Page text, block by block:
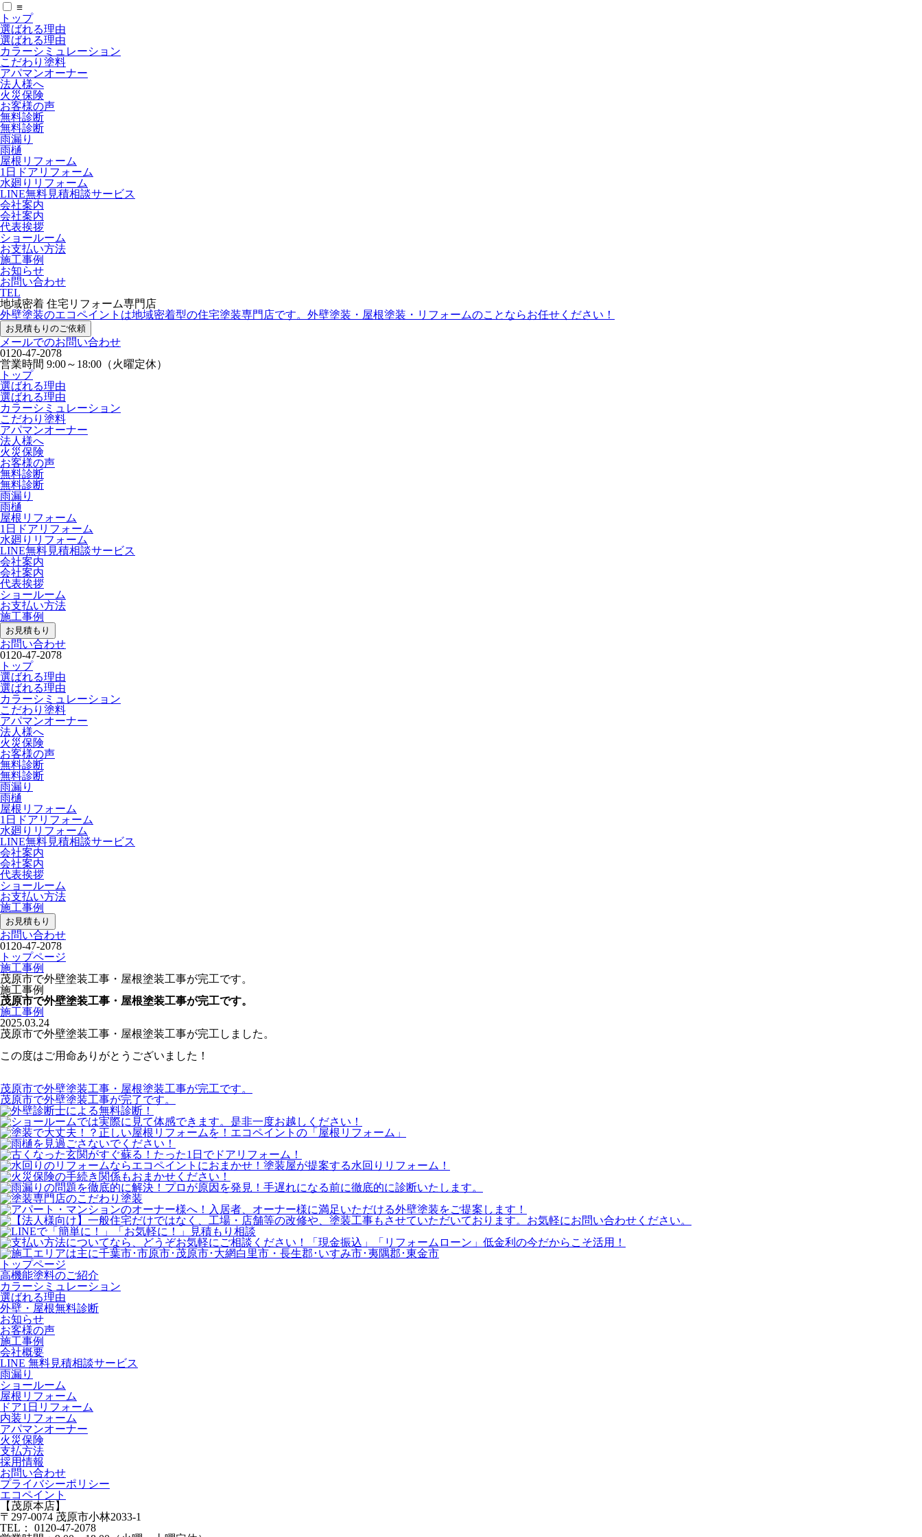
≡
トップ
選ばれる理由
選ばれる理由
カラーシミュレーション
こだわり塗料
アパマンオーナー
法人様へ
火災保険
お客様の声
無料診断
無料診断
雨漏り
雨樋
屋根リフォーム
1日ドアリフォーム
水廻りリフォーム
LINE無料見積相談サービス
会社案内
会社案内
代表挨拶
ショールーム
お支払い方法
施工事例
お知らせ
お問い合わせ
TEL
地域密着 住宅リフォーム専門店
外壁塗装のエコペイントは地域密着型の住宅塗装専門店です。外壁塗装・屋根塗装・リフォームのことならお任せください！
お見積もりのご依頼
メールでのお問い合わせ
0120-47-2078
営業時間 9:00～18:00（火曜定休）
トップ
選ばれる理由
選ばれる理由
カラーシミュレーション
こだわり塗料
アパマンオーナー
法人様へ
火災保険
お客様の声
無料診断
無料診断
雨漏り
雨樋
屋根リフォーム
1日ドアリフォーム
水廻りリフォーム
LINE無料見積相談サービス
会社案内
会社案内
代表挨拶
ショールーム
お支払い方法
施工事例
お見積もり
お問い合わせ
0120-47-2078
トップ
選ばれる理由
選ばれる理由
カラーシミュレーション
こだわり塗料
アパマンオーナー
法人様へ
火災保険
お客様の声
無料診断
無料診断
雨漏り
雨樋
屋根リフォーム
1日ドアリフォーム
水廻りリフォーム
LINE無料見積相談サービス
会社案内
会社案内
代表挨拶
ショールーム
お支払い方法
施工事例
お見積もり
お問い合わせ
0120-47-2078
トップページ
施工事例
茂原市で外壁塗装工事・屋根塗装工事が完工です。
施工事例
茂原市で外壁塗装工事・屋根塗装工事が完工です。
施工事例
2025.03.24
茂原市で外壁塗装工事・屋根塗装工事が完工しました。
この度はご用命ありがとうございました！
茂原市で外壁塗装工事・屋根塗装工事が完工です。
茂原市で外壁塗装工事が完了です。
トップページ
⾼機能塗料のご紹介
カラーシミュレーション
選ばれる理由
外壁・屋根無料診断
お知らせ
お客様の声
施⼯事例
会社概要
LINE 無料⾒積相談サービス
⾬漏り
ショールーム
屋根リフォーム
ドア1⽇リフォーム
内装リフォーム
アパマンオーナー
⽕災保険
⽀払⽅法
採⽤情報
お問い合わせ
プライバシーポリシー
エコペイント
【茂原本店】
〒297-0074 茂原市小林2033-1
TEL：
0120-47-2078